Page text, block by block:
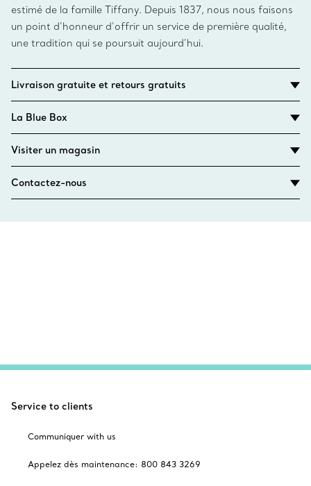
estimé de la famille Tiffany. Depuis 1837, nous nous faisons
un point d’honneur d’offrir un service de première qualité,
une tradition qui se poursuit aujourd’hui.
Livraison gratuite et retours gratuits
La Blue Box
Visiter un magasin
Contactez-nous
Service to clients
Communiquer with us
Appelez dès maintenance: 800 843 3269